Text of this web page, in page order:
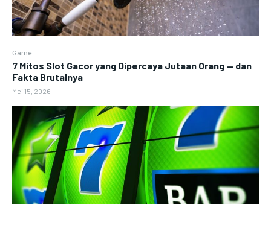
Game
7 Mitos Slot Gacor yang Dipercaya Jutaan Orang — dan
Fakta Brutalnya
Mei 15, 2026